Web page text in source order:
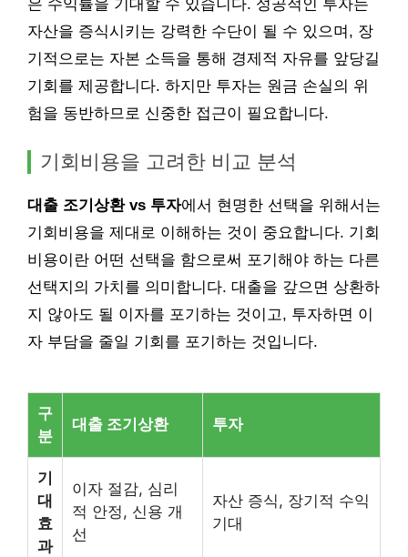
은 수익률을 기대할 수 있습니다. 성공적인 투자는
자산을 증식시키는 강력한 수단이 될 수 있으며, 장
기적으로는 자본 소득을 통해 경제적 자유를 앞당길
기회를 제공합니다. 하지만 투자는 원금 손실의 위
험을 동반하므로 신중한 접근이 필요합니다.
기회비용을 고려한 비교 분석
대출 조기상환 vs 투자에서 현명한 선택을 위해서는
기회비용을 제대로 이해하는 것이 중요합니다. 기회
비용이란 어떤 선택을 함으로써 포기해야 하는 다른
선택지의 가치를 의미합니다. 대출을 갚으면 상환하
지 않아도 될 이자를 포기하는 것이고, 투자하면 이
자 부담을 줄일 기회를 포기하는 것입니다.
구
분
대출 조기상환 투자
기
대
효
과
이자 절감, 심리
적 안정, 신용 개
선
자산 증식, 장기적 수익
기대